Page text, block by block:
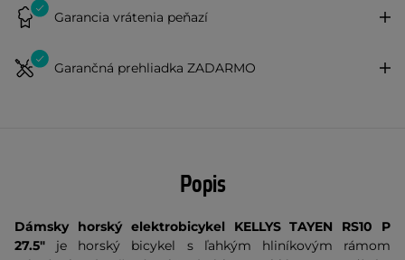
Garancia vrátenia peňazí
Garančná prehliadka ZADARMO
Popis
Dámsky horský elektrobicykel KELLYS TAYEN RS10 P
27.5" je horský bicykel s ľahkým hliníkovým rámom